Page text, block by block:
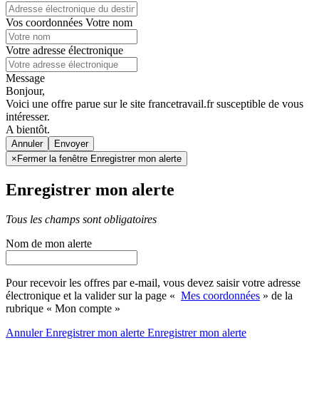
Vos coordonnées Votre nom
Votre adresse électronique
Message
Bonjour,
Voici une offre parue sur le site francetravail.fr susceptible de vous
intéresser.
A bientôt.
Annuler
×Fermer la fenêtre Enregistrer mon alerte
Enregistrer mon alerte
Tous les champs sont obligatoires
Nom de mon alerte
Pour recevoir les offres par e-mail, vous devez saisir votre adresse
électronique et la valider sur la page « Mes coordonnées » de la
rubrique « Mon compte »
AnnulerEnregistrer mon alerte Enregistrermon alerte